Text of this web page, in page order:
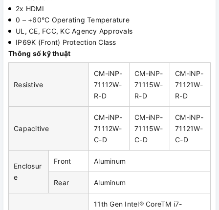
2x HDMI
0 – +60°C Operating Temperature
UL, CE, FCC, KC Agency Approvals
IP69K (Front) Protection Class
Thông số kỹ thuật
Resistive
CM-iNP-
71112W-
R-D
CM-iNP-
71115W-
R-D
CM-iNP-
71121W-
R-D
Capacitive
CM-iNP-
71112W-
C-D
CM-iNP-
71115W-
C-D
CM-iNP-
71121W-
C-D
Enclosur
e
Front Aluminum
Rear Aluminum
11th Gen Intel® CoreTM i7-